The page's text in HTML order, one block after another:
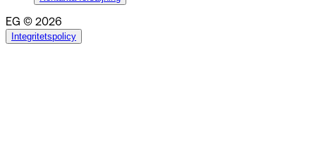
EG © 2026
Integritetspolicy